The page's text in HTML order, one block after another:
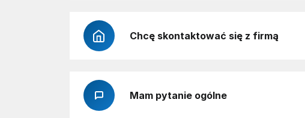
Chcę skontaktować się z firmą
Mam pytanie ogólne